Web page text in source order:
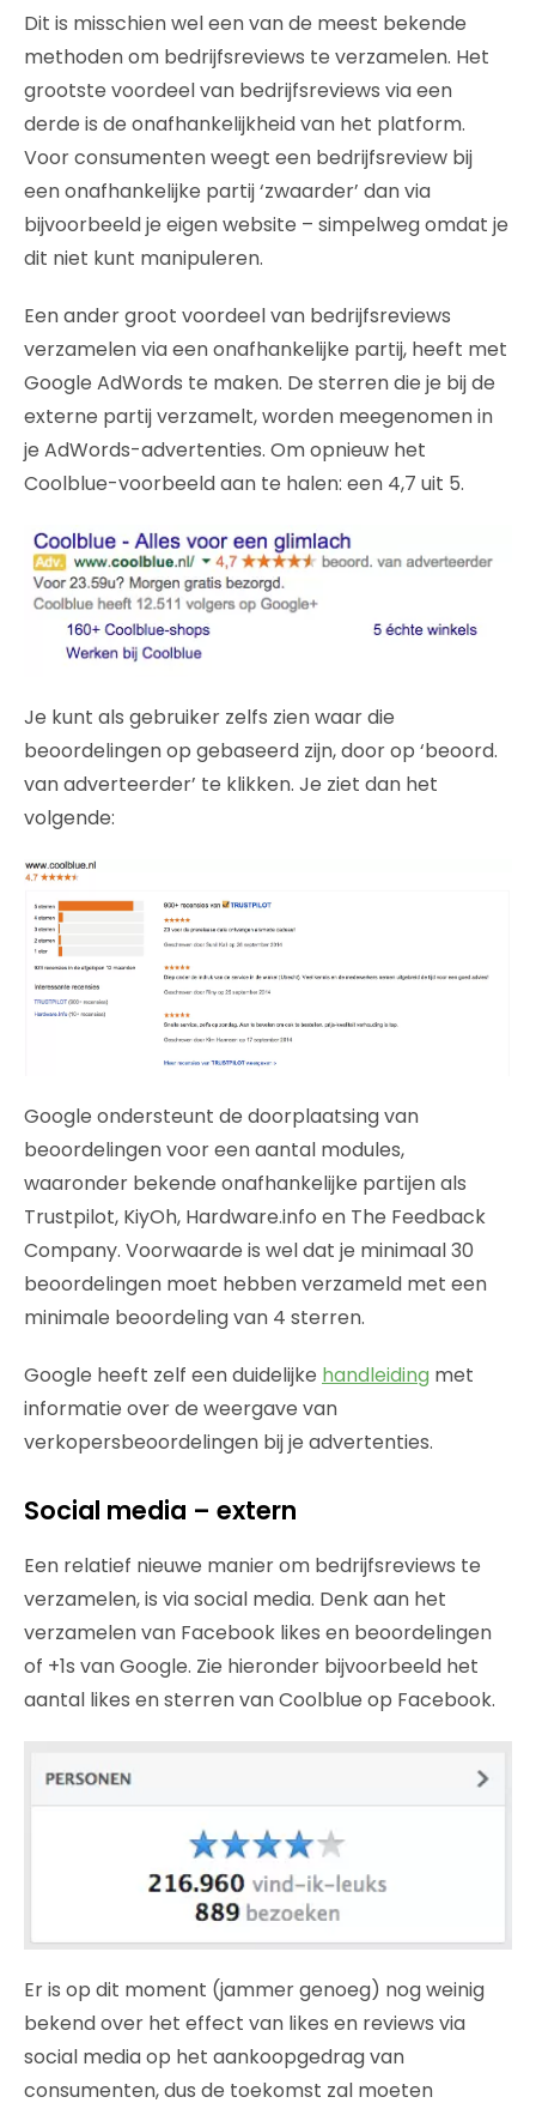
Dit is misschien wel een van de meest bekende
methoden om bedrijfsreviews te verzamelen. Het
grootste voordeel van bedrijfsreviews via een
derde is de onafhankelijkheid van het platform.
Voor consumenten weegt een bedrijfsreview bij
een onafhankelijke partij ‘zwaarder’ dan via
bijvoorbeeld je eigen website – simpelweg omdat je
dit niet kunt manipuleren.
Een ander groot voordeel van bedrijfsreviews
verzamelen via een onafhankelijke partij, heeft met
Google AdWords te maken. De sterren die je bij de
externe partij verzamelt, worden meegenomen in
je AdWords-advertenties. Om opnieuw het
Coolblue-voorbeeld aan te halen: een 4,7 uit 5.
Je kunt als gebruiker zelfs zien waar die
beoordelingen op gebaseerd zijn, door op ‘beoord.
van adverteerder’ te klikken. Je ziet dan het
volgende:
Google ondersteunt de doorplaatsing van
beoordelingen voor een aantal modules,
waaronder bekende onafhankelijke partijen als
Trustpilot, KiyOh, Hardware.info en The Feedback
Company. Voorwaarde is wel dat je minimaal 30
beoordelingen moet hebben verzameld met een
minimale beoordeling van 4 sterren.
Google heeft zelf een duidelijke handleiding met
informatie over de weergave van
verkopersbeoordelingen bij je advertenties.
Social media – extern
Een relatief nieuwe manier om bedrijfsreviews te
verzamelen, is via social media. Denk aan het
verzamelen van Facebook likes en beoordelingen
of +1s van Google. Zie hieronder bijvoorbeeld het
aantal likes en sterren van Coolblue op Facebook.
Er is op dit moment (jammer genoeg) nog weinig
bekend over het effect van likes en reviews via
social media op het aankoopgedrag van
consumenten, dus de toekomst zal moeten